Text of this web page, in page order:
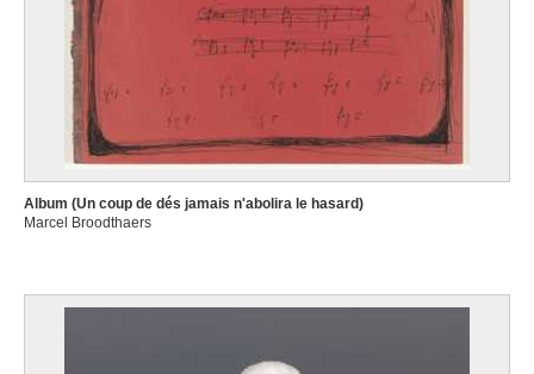
Album (Un coup de dés jamais n'abolira le hasard)
Marcel Broodthaers